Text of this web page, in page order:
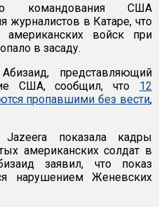
командования США
журналистов в Катаре, что
американских войск при
в засаду.
представляющий
США, сообщил, что 12
пропавшими без вести,
показала кадры
американских солдат в
заявил, что показ
нарушением Женевских